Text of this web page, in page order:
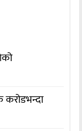
करोडभन्दा